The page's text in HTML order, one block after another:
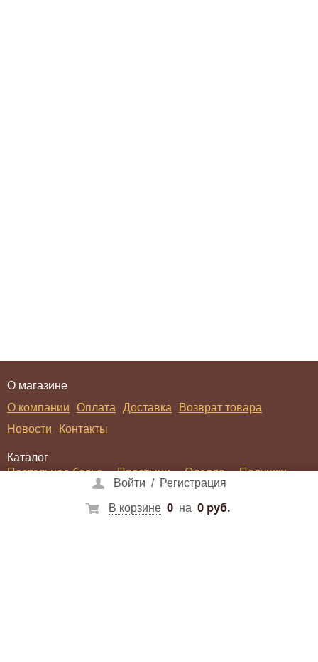
Войти / Регистрация
В корзине 0 на 0 руб.
О магазине
О компании
Оплата Доставка
Возврат товара
Новости
Контакты
Каталог
Постельное белье
Простыни Одеяла
Подушки
Пледы Халаты
Регистрация